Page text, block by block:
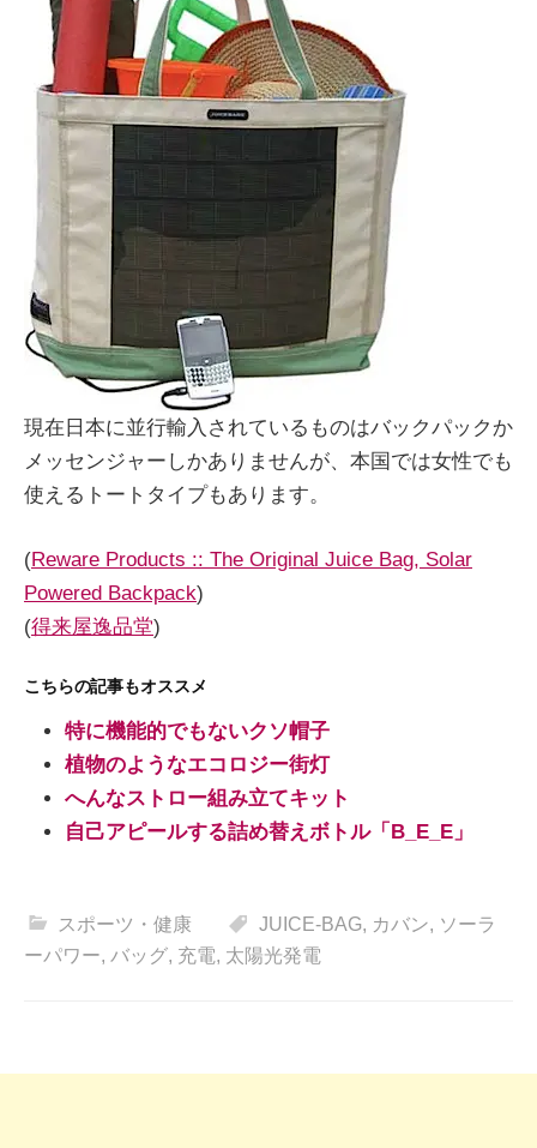
現在日本に並行輸入されているものはバックパックか
メッセンジャーしかありませんが、本国では女性でも
使えるトートタイプもあります。
(Reware Products :: The Original Juice Bag, Solar
Powered Backpack)
(得来屋逸品堂)
こちらの記事もオススメ
特に機能的でもないクソ帽子
植物のようなエコロジー街灯
へんなストロー組み立てキット
自己アピールする詰め替えボトル「B_E_E」
スポーツ・健康 JUICE-BAG, カバン, ソーラ
ーパワー, バッグ, 充電, 太陽光発電